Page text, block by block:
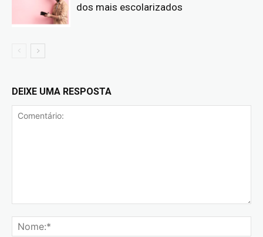
dos mais escolarizados
DEIXE UMA RESPOSTA